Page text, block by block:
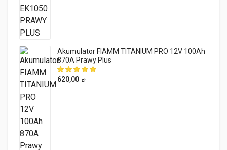
Akumulator FIAMM TITANIUM PRO 12V 100Ah
870A Prawy Plus
620,00 zł